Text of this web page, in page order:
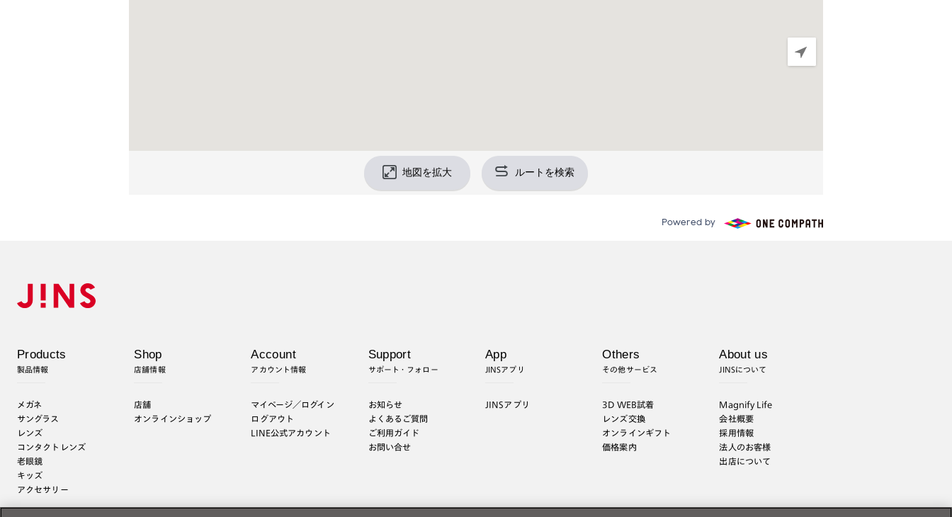
地図を拡大 ルートを検索
Powered by
Products
製品情報
メガネ
サングラス
レンズ
コンタクトレンズ
老眼鏡
キッズ
アクセサリー
Shop
店舗情報
店舗
オンラインショップ
Account
アカウント情報
マイページ／ログイン
ログアウト
LINE公式アカウント
Support
サポート・フォロー
お知らせ
よくあるご質問
ご利用ガイド
お問い合せ
App
JINSアプリ
JINSアプリ
Others
その他サービス
3D WEB試着
レンズ交換
オンラインギフト
価格案内
About us
JINSについて
Magnify Life
会社概要
採用情報
法人のお客様
出店について